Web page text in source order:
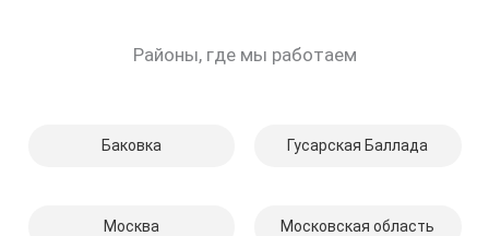
Районы, где мы работаем
Баковка Гусарская Баллада
Москва Московская область